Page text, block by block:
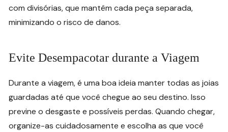
com divisórias, que mantêm cada peça separada,
minimizando o risco de danos.
Evite Desempacotar durante a Viagem
Durante a viagem, é uma boa ideia manter todas as joias
guardadas até que você chegue ao seu destino. Isso
previne o desgaste e possíveis perdas. Quando chegar,
organize-as cuidadosamente e escolha as que você